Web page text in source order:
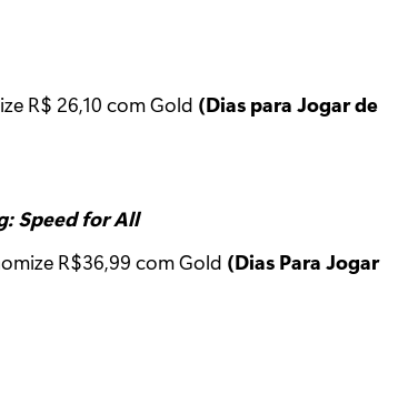
R$ 26,10 com Gold (Dias para Jogar de
Speed for All
R$36,99 com Gold (Dias Para Jogar